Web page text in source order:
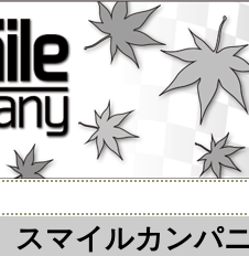
スマイルカンパ